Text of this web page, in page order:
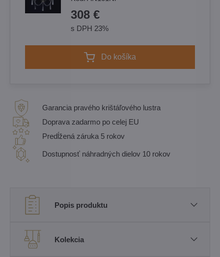
308 €
s DPH 23%
Do košíka
Garancia pravého krištáľového lustra
Doprava zadarmo po celej EU
Predĺžená záruka 5 rokov
Dostupnosť náhradných dielov 10 rokov
Popis produktu
Kolekcia